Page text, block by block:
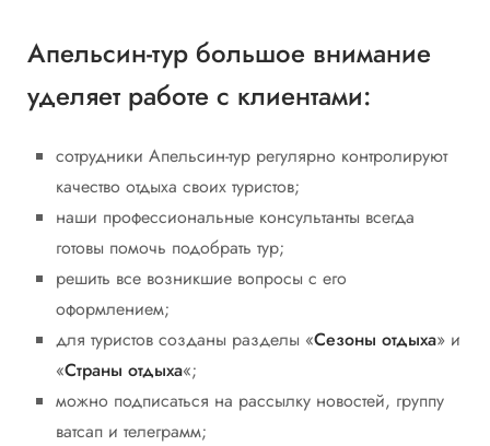
Апельсин-тур большое внимание
уделяет работе с клиентами:
сотрудники Апельсин-тур регулярно контролируют
качество отдыха своих туристов;
наши профессиональные консультанты всегда
готовы помочь подобрать тур;
решить все возникшие вопросы с его
оформлением;
для туристов созданы разделы «Сезоны отдыха» и
«Страны отдыха«;
можно подписаться на рассылку новостей, группу
ватсап и телеграмм;